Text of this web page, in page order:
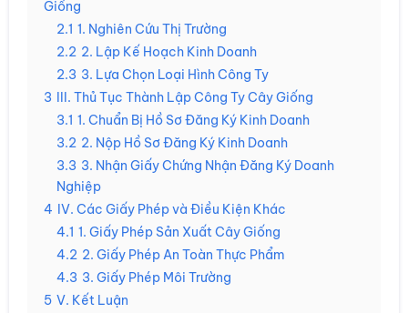
Giống
2.1 1. Nghiên Cứu Thị Trường
2.2 2. Lập Kế Hoạch Kinh Doanh
2.3 3. Lựa Chọn Loại Hình Công Ty
3 III. Thủ Tục Thành Lập Công Ty Cây Giống
3.1 1. Chuẩn Bị Hồ Sơ Đăng Ký Kinh Doanh
3.2 2. Nộp Hồ Sơ Đăng Ký Kinh Doanh
3.3 3. Nhận Giấy Chứng Nhận Đăng Ký Doanh
Nghiệp
4 IV. Các Giấy Phép và Điều Kiện Khác
4.1 1. Giấy Phép Sản Xuất Cây Giống
4.2 2. Giấy Phép An Toàn Thực Phẩm
4.3 3. Giấy Phép Môi Trường
5 V. Kết Luận